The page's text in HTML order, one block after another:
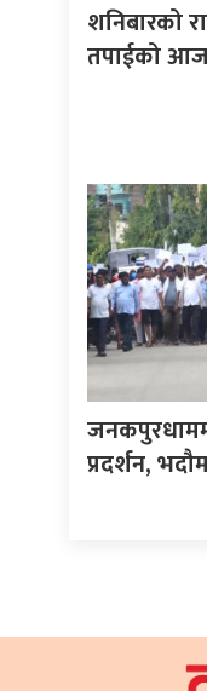
शनिबारको
तपाईको
प्रदर्शन,